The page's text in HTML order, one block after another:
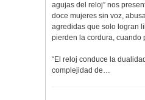
agujas del reloj” nos
doce mujeres sin voz,
agredidas que solo logran
pierden la cordura, cuando
“El reloj conduce la
complejidad de…